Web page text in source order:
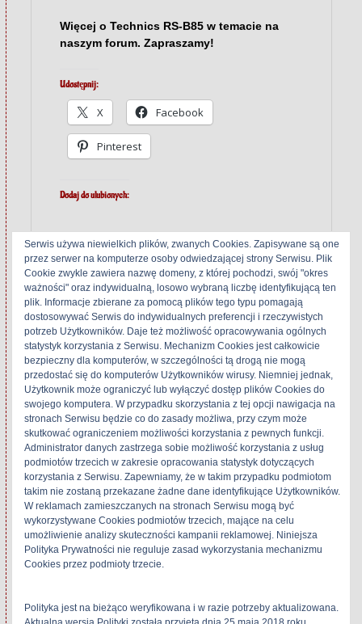
Więcej o Technics RS-B85 w temacie na
naszym forum. Zapraszamy!
Udostępnij:
X Facebook
Pinterest
Dodaj do ulubionych:
Related
Technics RS-
M253X
22 kwietnia 2018
W „Technics"
Technics RS-B55
20 czerwca 2019
W „Technics"
Technics RS-B905
10 lutego 2018
W „Technics"
Tagged 3Heads dBx
Serwis używa niewielkich plików, zwanych Cookies. Zapisywane są one
przez serwer na komputerze osoby odwiedzającej strony Serwisu. Plik
Cookie zwykle zawiera nazwę domeny, z której pochodzi, swój "okres
ważności" oraz indywidualną, losowo wybraną liczbę identyfikującą ten
plik. Informacje zbierane za pomocą plików tego typu pomagają
dostosowywać Serwis do indywidualnych preferencji i rzeczywistych
potrzeb Użytkowników. Daje też możliwość opracowywania ogólnych
statystyk korzystania z Serwisu. Mechanizm Cookies jest całkowicie
bezpieczny dla komputerów, w szczególności tą drogą nie mogą
przedostać się do komputerów Użytkowników wirusy. Niemniej jednak,
Użytkownik może ograniczyć lub wyłączyć dostęp plików Cookies do
swojego komputera. W przypadku skorzystania z tej opcji nawigacja na
stronach Serwisu będzie co do zasady możliwa, przy czym może
skutkować ograniczeniem możliwości korzystania z pewnych funkcji.
Administrator danych zastrzega sobie możliwość korzystania z usług
podmiotów trzecich w zakresie opracowania statystyk dotyczących
korzystania z Serwisu. Zapewniamy, że w takim przypadku podmiotom
takim nie zostaną przekazane żadne dane identyfikujące Użytkowników.
W reklamach zamieszczanych na stronach Serwisu mogą być
wykorzystywane Cookies podmiotów trzecich, mające na celu
umożliwienie analizy skuteczności kampanii reklamowej. Niniejsza
Polityka Prywatności nie reguluje zasad wykorzystania mechanizmu
Cookies przez podmioty trzecie.
Polityka jest na bieżąco weryfikowana i w razie potrzeby aktualizowana.